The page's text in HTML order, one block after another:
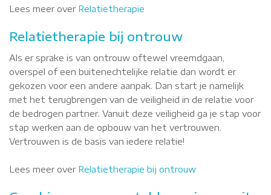
Lees meer over Relatietherapie
Relatietherapie bij ontrouw
Als er sprake is van ontrouw oftewel vreemdgaan,
overspel of een buitenechtelijke relatie dan wordt er
gekozen voor een andere aanpak. Dan start je namelijk
met het terugbrengen van de veiligheid in de relatie voor
de bedrogen partner. Vanuit deze veiligheid ga je stap voor
stap werken aan de opbouw van het vertrouwen.
Vertrouwen is de basis van iedere relatie!
Lees meer over Relatietherapie bij ontrouw